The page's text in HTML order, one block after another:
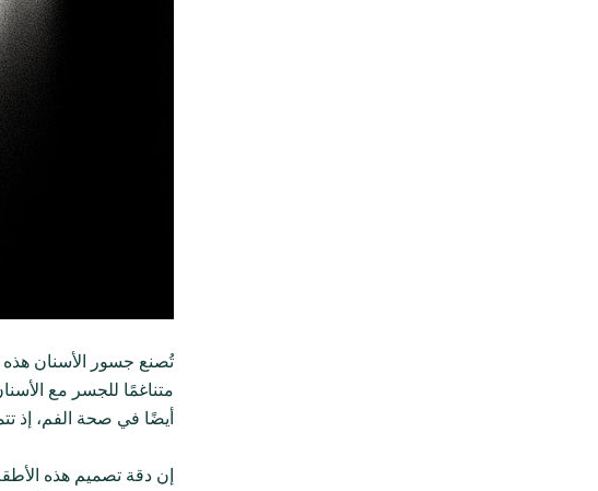
تُصنع جسور الأسنان هذه
متناغمًا للجسر مع
أيضًا في صحة الفم، إذ
إن دقة تصميم هذه الأطقم